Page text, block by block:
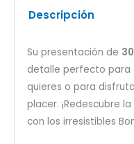
Descripción
Su presentación de
detalle perfecto para
quieres o para
placer. ¡Redescubre
con los irresistibles